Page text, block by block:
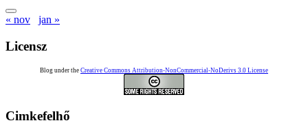
« nov jan »
Licensz
Blog under the Creative Commons Attribution-NonCommercial-NoDerivs 3.0 License
Cimkefelhő